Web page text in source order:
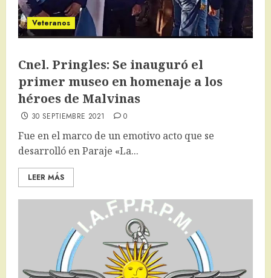
Veteranos
Cnel. Pringles: Se inauguró el
primer museo en homenaje a los
héroes de Malvinas
30 SEPTIEMBRE 2021 0
Fue en el marco de un emotivo acto que se
desarrolló en Paraje «La...
LEER MÁS